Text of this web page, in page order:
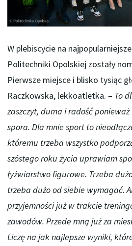
W plebiscycie na
Politechniki Opolskiej zostały
Pierwsze miejsce i blisko tysiąc
Raczkowska, lekkoatletka. – To
zaszczyt, duma i radość
spora. Dla mnie sport to
któremu trzeba wszystko
szóstego roku życia uprawiam
łyżwiarstwo figurowe. Trzeba
trzeba dużo od siebie wymagać.
przyjemności już w trakcie
zawodów. Przede mną już za
Liczę na jak najlepsze wyniki,